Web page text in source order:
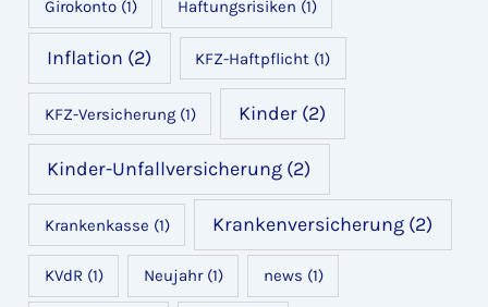
Girokonto(1) Haftungsrisiken (1)
Inflation (2) KFZ-Haftpflicht (1)
KFZ-Versicherung(1) Kinder (2)
Kinder-Unfallversicherung (2)
Krankenkasse (1) Krankenversicherung (2)
KVdR (1) Neujahr(1) news (1)